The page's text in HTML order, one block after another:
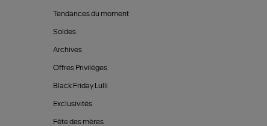
Tendances du moment
Soldes
Archives
Offres Privilèges
Black Friday Lulli
Exclusivités
Fête des mères